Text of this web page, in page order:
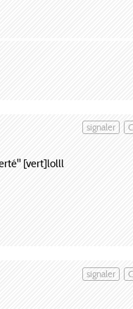
signaler
[vert]lolll
signaler